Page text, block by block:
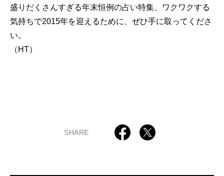
盛りだくさんすぎる年末恒例の占い特集、ワクワクする
気持ちで2015年を迎えるために、ぜひ手に取ってくださ
い。
（HT）
SHARE